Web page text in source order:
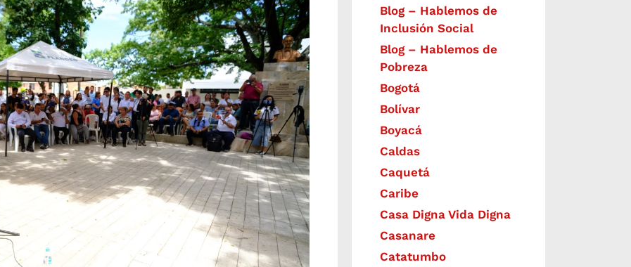
Blog – Hablemos de
Inclusión Social
Blog – Hablemos de
Pobreza
Bogotá
Bolívar
Boyacá
Caldas
Caquetá
Caribe
Casa Digna Vida Digna
Casanare
Catatumbo